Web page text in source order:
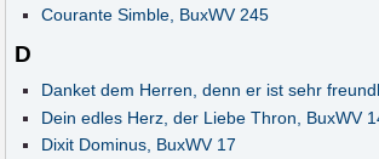
Courante Simble, BuxWV 245
D
Danket dem Herren, denn er ist sehr
Dein edles Herz, der Liebe Thron, BuxWV
Dixit Dominus, BuxWV 17